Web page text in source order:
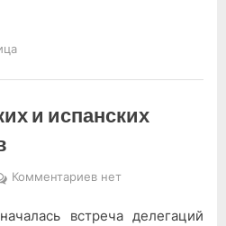
и испанских
Комментариевк
Встреча
нет
встреча делегаций